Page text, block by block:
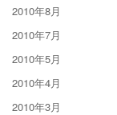
2010年8月
2010年7月
2010年5月
2010年4月
2010年3月